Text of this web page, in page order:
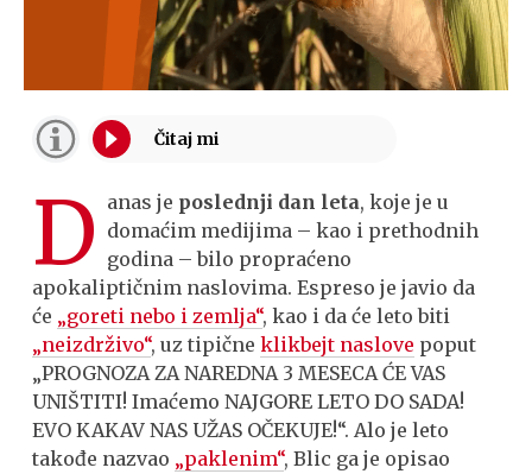
PRIJAVI LAŽNU VEST!
D anas je poslednji dan leta, koje je u
domaćim medijima – kao i prethodnih
godina – bilo propraćeno
apokaliptičnim naslovima. Espreso je javio da
će „goreti nebo i zemlja“, kao i da će leto biti
„neizdrživo“, uz tipičneklikbejt naslove poput
„PROGNOZA ZA NAREDNA 3 MESECA ĆE VAS
UNIŠTITI! Imaćemo NAJGORE LETO DO SADA!
EVO KAKAV NAS UŽAS OČEKUJE!“. Alo je leto
takođe nazvao „paklenim“, Blic ga je opisao